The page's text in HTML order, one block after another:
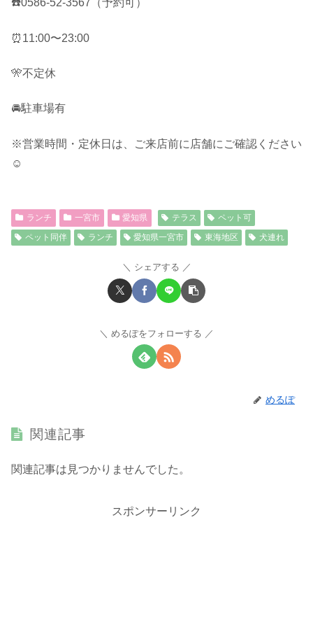
☎️0586-52-3567（予約可）
⏰11:00〜23:00
🎌不定休
🚘駐車場有
※営業時間・定休日は、ご来店前に店舗にご確認ください
☺︎
ランチ 一宮市 愛知県 テラス
ペット可
ペット同伴
ランチ 愛知県一宮市 東海地区 犬連れ
シェアする
めるぽをフォローする
めるぽ
関連記事
関連記事は見つかりませんでした。
スポンサーリンク